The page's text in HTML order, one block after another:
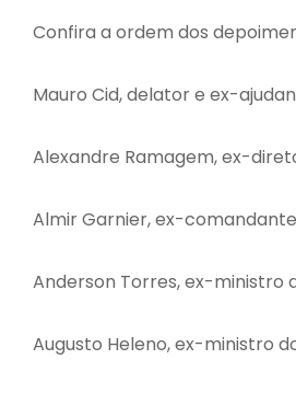
Confira a ordem dos
Mauro Cid, delator e ex-
Alexandre Ramagem, ex-
Almir Garnier, ex-
Anderson Torres, ex-ministro
Augusto Heleno, ex-ministro